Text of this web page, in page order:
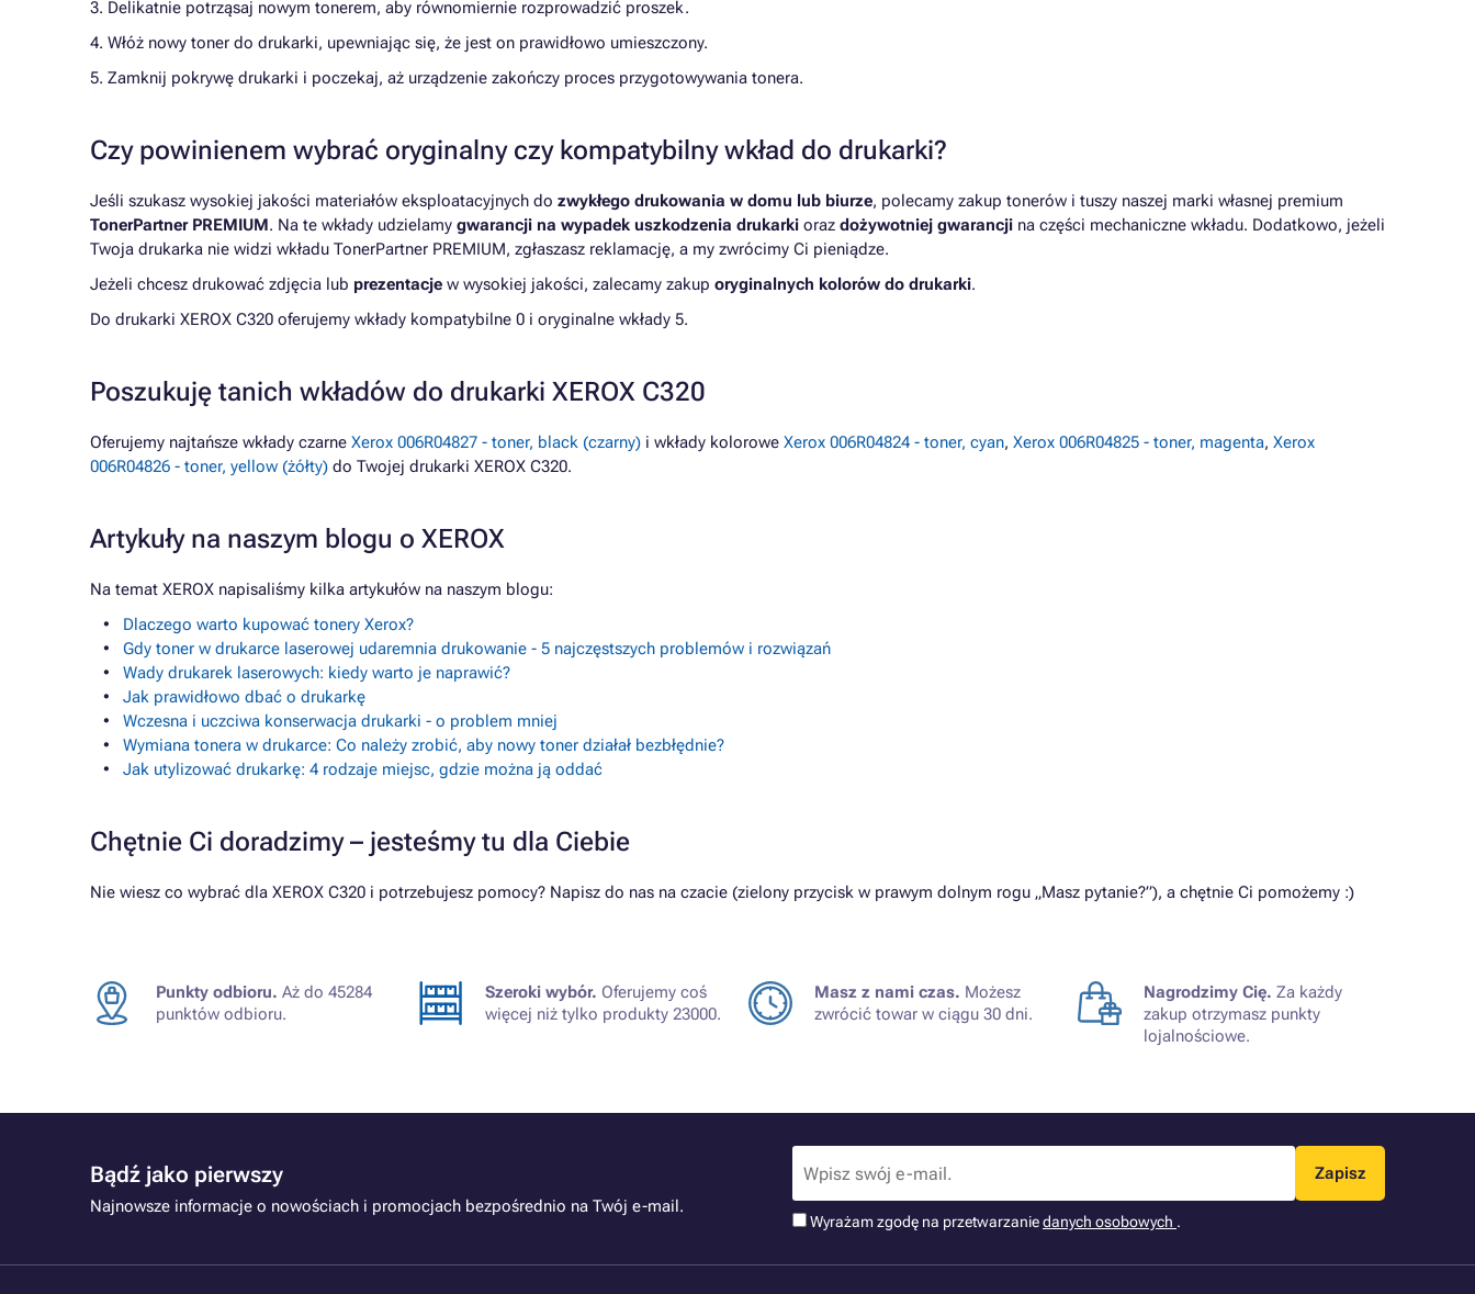
3. Delikatnie potrząsaj nowym tonerem, aby równomiernie rozprowadzić proszek.
4. Włóż nowy toner do drukarki, upewniając się, że jest on prawidłowo umieszczony.
5. Zamknij pokrywę drukarki i poczekaj, aż urządzenie zakończy proces przygotowywania tonera.
Czy powinienem wybrać oryginalny czy kompatybilny wkład do drukarki?
Jeśli szukasz wysokiej jakości materiałów eksploatacyjnych do zwykłego drukowania w domu lub biurze, polecamy zakup tonerów i tuszy naszej marki własnej premium
TonerPartner PREMIUM. Na te wkłady udzielamy gwarancji na wypadek uszkodzenia drukarki oraz dożywotniej gwarancji na części mechaniczne wkładu. Dodatkowo, jeżeli
Twoja drukarka nie widzi wkładu TonerPartner PREMIUM, zgłaszasz reklamację, a my zwrócimy Ci pieniądze.
Jeżeli chcesz drukować zdjęcia lub prezentacje w wysokiej jakości, zalecamy zakup oryginalnych kolorów do drukarki.
Do drukarki XEROX C320 oferujemy wkłady kompatybilne 0 i oryginalne wkłady 5.
Poszukuję tanich wkładów do drukarki XEROX C320
Oferujemy najtańsze wkłady czarne Xerox 006R04827 - toner, black (czarny) i wkłady kolorowe Xerox 006R04824 - toner, cyan, Xerox 006R04825 - toner, magenta, Xerox
006R04826 - toner, yellow (żółty) do Twojej drukarki XEROX C320.
Artykuły na naszym blogu o XEROX
Na temat XEROX napisaliśmy kilka artykułów na naszym blogu:
Dlaczego warto kupować tonery Xerox?
Gdy toner w drukarce laserowej udaremnia drukowanie - 5 najczęstszych problemów i rozwiązań
Wady drukarek laserowych: kiedy warto je naprawić?
Jak prawidłowo dbać o drukarkę
Wczesna i uczciwa konserwacja drukarki - o problem mniej
Wymiana tonera w drukarce: Co należy zrobić, aby nowy toner działał bezbłędnie?
Jak utylizować drukarkę: 4 rodzaje miejsc, gdzie można ją oddać
Chętnie Ci doradzimy – jesteśmy tu dla Ciebie
Nie wiesz co wybrać dla XEROX C320 i potrzebujesz pomocy? Napisz do nas na czacie (zielony przycisk w prawym dolnym rogu „Masz pytanie?”), a chętnie Ci pomożemy :)
Punkty odbioru. Aż do 45284
punktów odbioru.
Szeroki wybór. Oferujemy coś
więcej niż tylko produkty 23000.
Masz z nami czas. Możesz
zwrócić towar w ciągu 30 dni.
Nagrodzimy Cię. Za każdy
zakup otrzymasz punkty
lojalnościowe.
Bądź jako pierwszy
Najnowsze informacje o nowościach i promocjach bezpośrednio na Twój e-mail.
Zapisz
Wyrażam zgodę na przetwarzaniedanych osobowych .